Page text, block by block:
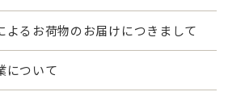
よるお荷物のお届けにつきまして
について